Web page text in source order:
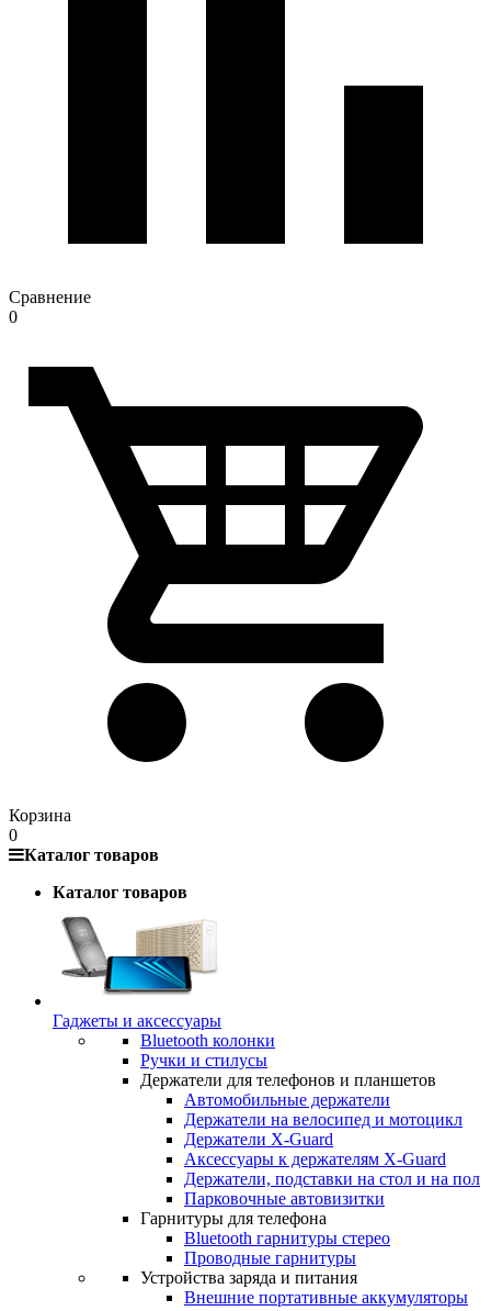
Сравнение
0
Корзина
0
Каталог товаров
Каталог товаров
Гаджеты и аксессуары
Bluetooth колонки
Ручки и стилусы
Держатели для телефонов и планшетов
Автомобильные держатели
Держатели на велосипед и мотоцикл
Держатели X-Guard
Аксессуары к держателям X-Guard
Держатели, подставки на стол и на пол
Парковочные автовизитки
Гарнитуры для телефона
Bluetooth гарнитуры стерео
Проводные гарнитуры
Устройства заряда и питания
Внешние портативные аккумуляторы